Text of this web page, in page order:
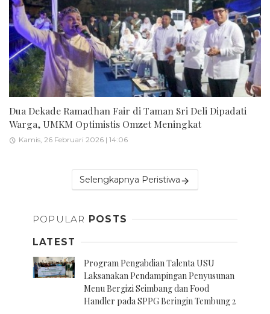
Dua Dekade Ramadhan Fair di Taman Sri Deli Dipadati
Warga, UMKM Optimistis Omzet Meningkat
Kamis, 26 Februari 2026 | 14:06
Selengkapnya Peristiwa
POPULAR POSTS
LATEST
Program Pengabdian Talenta USU
Laksanakan Pendampingan Penyusunan
Menu Bergizi Seimbang dan Food
Handler pada SPPG Beringin Tembung 2